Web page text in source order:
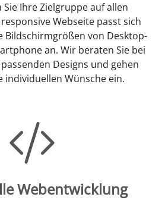
Sie Ihre Zielgruppe auf allen
Webseite passt sich
Bildschirmgrößen von Desktop-
an. Wir beraten Sie bei
Designs und gehen
individuellen Wünsche ein.
Webentwicklung